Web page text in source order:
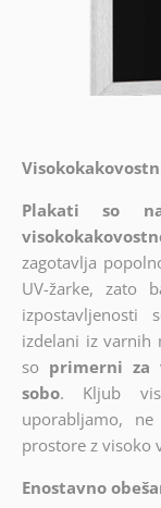
Plakati so
zagotavlja
UV-žarke, zato
izdelani iz varnih
so primerni za
sobo. Kljub
uporabljamo,
prostore z visoko
Enostavno